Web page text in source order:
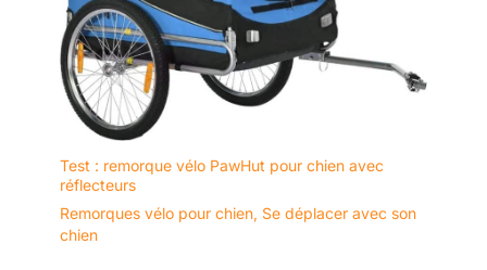
Test : remorque vélo PawHut pour chien avec
réflecteurs
Remorques vélo pour chien, Se déplacer avec son
chien